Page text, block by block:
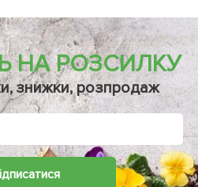
НА РОЗСИЛКУ
знижки, розпродаж